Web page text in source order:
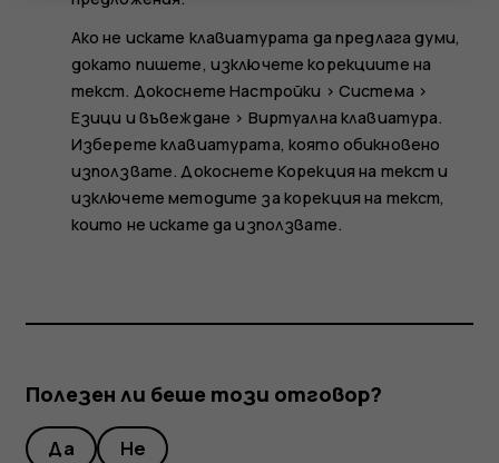
Ако не искате клавиатурата да предлага думи,
докато пишете, изключете корекциите на
текст. ДокоснетеНастройки > Система >
Езици и въвеждане > Виртуална клавиатура.
Изберете клавиатурата, която обикновено
използвате. Докоснете Корекция на текст и
изключете методите за корекция на текст,
които не искате да използвате.
Полезен ли беше този отговор?
Да Не